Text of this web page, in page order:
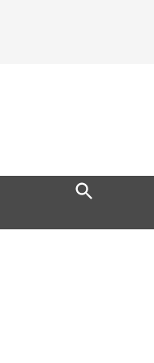
Open
Search